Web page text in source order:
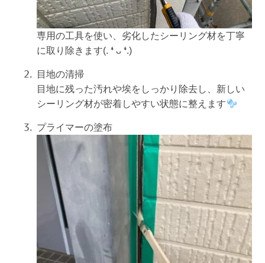
専用の工具を使い、劣化したシーリング材を丁寧
に取り除きます(. ❛ ᴗ ❛.)
目地の清掃
目地に残った汚れや埃をしっかり除去し、新しい
シーリング材が密着しやすい状態に整えます
プライマーの塗布